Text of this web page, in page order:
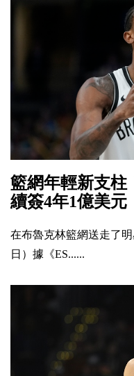
籃網年輕新支柱
續簽4年1億美元
在布魯克林籃網送走了
日）據《ES......